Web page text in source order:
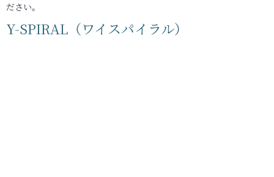
ださい。
Y-SPIRAL（ワイスパイラル）